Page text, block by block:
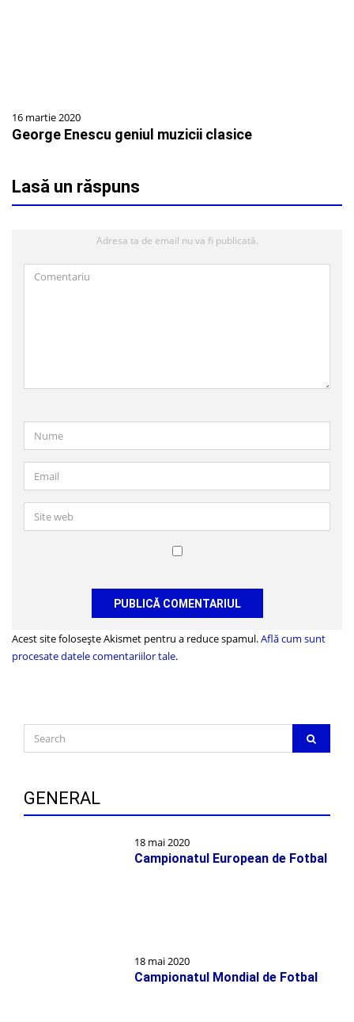
16 martie 2020
George Enescu geniul muzicii clasice
Lasă un răspuns
Adresa ta de email nu va fi publicată.
Comentariu
Nume
Email
Site
web
și
site-
acest
navigator
viitoare
când
Acest site folosește Akismet pentru a reduce spamul.Află cum sunt
procesate datele comentariilor tale.
Search
for:
GENERAL
18 mai 2020
Campionatul European de Fotbal
18 mai 2020
Campionatul Mondial de Fotbal